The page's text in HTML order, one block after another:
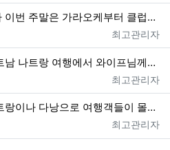
이번 주말은 가라오케부터 클럽…
등록자
최고관리자
남 나트랑 여행에서 와이프님께…
등록자
최고관리자
랑이나 다낭으로 여행객들이 몰…
등록자
최고관리자